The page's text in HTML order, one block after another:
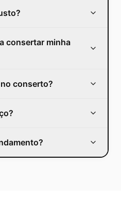
consertar minha
conserto?